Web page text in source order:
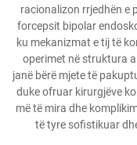
racionalizon rrjedhën e
forcepsit bipolar
ku mekanizmat e tij të
operimet në struktura
janë bërë mjete të
duke ofruar kirurgjëve
më të mira dhe
të tyre sofistikuar